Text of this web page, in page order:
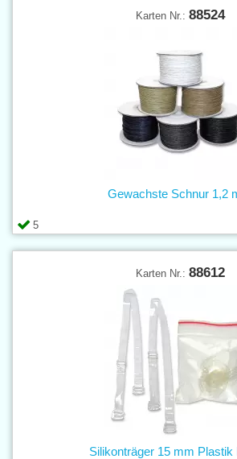
Karten Nr.: 88524
5
Gewachste Schnur 1,2
Karten Nr.: 88612
Silikonträger 15 mm Plastik